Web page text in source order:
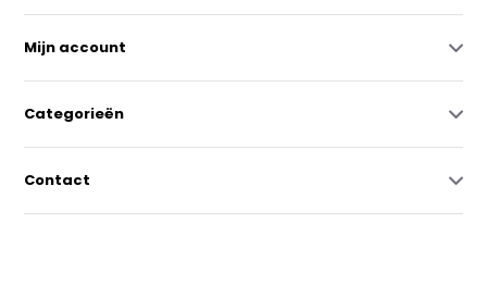
Mijn account
Categorieën
Contact